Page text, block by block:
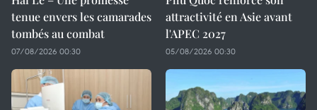
tenue envers les camarades
tombés au combat
07/08/2026 00:30
attractivité en Asie avant
l'APEC 2027
05/08/2026 00:30